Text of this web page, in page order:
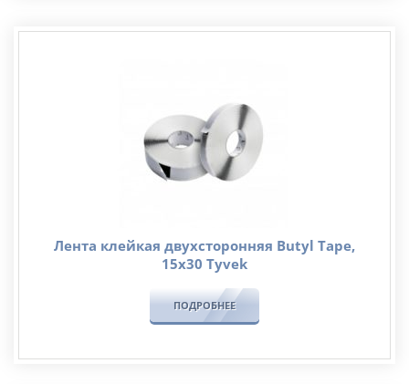
Лента клейкая двухсторонняя Butyl Tape,
15х30 Tyvek
ПОДРОБНЕЕ